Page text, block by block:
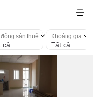
động sản thuê
cả
Khoảng giá
Tất cả